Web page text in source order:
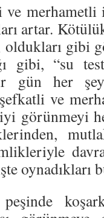
merhametli
artar.
gibi
gibi, “su
gün her
ve
iyi görünmeyi